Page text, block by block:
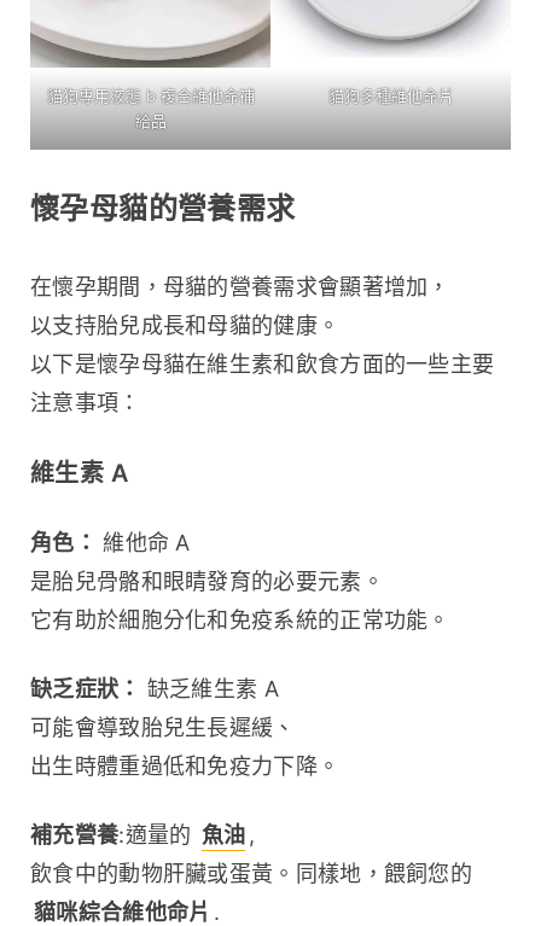
貓狗專用液態 b 複合維他命補
給品
貓狗多種維他命片
懷孕母貓的營養需求
在懷孕期間，母貓的營養需求會顯著增加，
以支持胎兒成長和母貓的健康。
以下是懷孕母貓在維生素和飲食方面的一些主要
注意事項：
維生素 A
角色： 維他命 A
是胎兒骨骼和眼睛發育的必要元素。
它有助於細胞分化和免疫系統的正常功能。
缺乏症狀：
缺乏維生素 A
可能會導致胎兒生長遲緩、
出生時體重過低和免疫力下降。
補充營養:適量的 魚油 ,
貓咪綜合維他命片 .